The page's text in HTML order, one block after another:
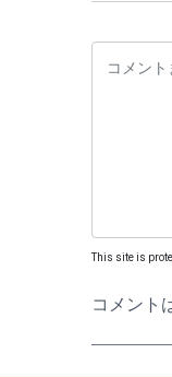
This site is
コメント